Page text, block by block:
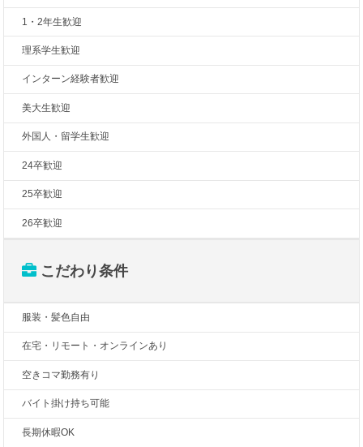
1・2年生歓迎
理系学生歓迎
インターン経験者歓迎
美大生歓迎
外国人・留学生歓迎
24卒歓迎
25卒歓迎
26卒歓迎
こだわり条件
服装・髪色自由
在宅・リモート・オンラインあり
空きコマ勤務有り
バイト掛け持ち可能
長期休暇OK